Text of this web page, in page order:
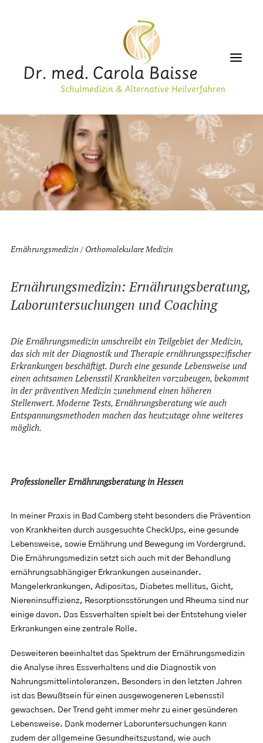
PRAXIS
GESUNDHEIT
ALTERNATIVMEDIZIN
ÄSTHETIK
SERVICE
Ernährungsmedizin / Orthomolekulare Medizin
Ernährungsmedizin: Ernährungsberatung,
Laboruntersuchungen und Coaching
Die Ernährungsmedizin umschreibt ein Teilgebiet der Medizin,
das sich mit der Diagnostik und Therapie ernährungsspezifischer
Erkrankungen beschäftigt. Durch eine gesunde Lebensweise und
einen achtsamen Lebensstil Krankheiten vorzubeugen, bekommt
in der präventiven Medizin zunehmend einen höheren
Stellenwert. Moderne Tests, Ernährungsberatung wie auch
Entspannungsmethoden machen das heutzutage ohne weiteres
möglich.
Professioneller Ernährungsberatung in Hessen
In meiner Praxis in Bad Camberg steht besonders die Prävention
von Krankheiten durch ausgesuchte CheckUps, eine gesunde
Lebensweise, sowie Ernährung und Bewegung im Vordergrund.
Die Ernährungsmedizin setzt sich auch mit der Behandlung
ernährungsabhängiger Erkrankungen auseinander.
Mangelerkrankungen, Adipositas, Diabetes mellitus, Gicht,
Niereninsuffizienz, Resorptionsstörungen und Rheuma sind nur
einige davon. Das Essverhalten spielt bei der Entstehung vieler
Erkrankungen eine zentrale Rolle.
Desweiteren beeinhaltet das Spektrum der Ernährungsmedizin
die Analyse ihres Essverhaltens und die Diagnostik von
Nahrungsmittelintoleranzen. Besonders in den letzten Jahren
ist das Bewußtsein für einen ausgewogeneren Lebensstil
gewachsen. Der Trend geht immer mehr zu einer gesünderen
Lebensweise. Dank moderner Laboruntersuchungen kann
zudem der allgemeine Gesundheitszustand, wie auch